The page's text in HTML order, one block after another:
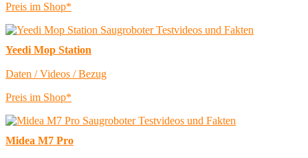
Preis im Shop*
Yeedi Mop Station
Daten / Videos / Bezug
Preis im Shop*
Midea M7 Pro